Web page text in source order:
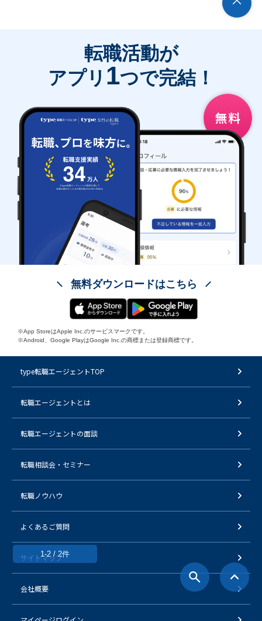
1-2 / 2件
転職活動が
アプリ 1つで完結！
無料ダウンロードはこちら
※App StoreはApple Inc.のサービスマークです。
※Android、Google PlayはGoogle Inc.の商標または登録商標です。
type転職エージェントTOP
転職エージェントとは
転職エージェントの面談
転職相談会・セミナー
転職ノウハウ
よくあるご質問
サイトマップ
会社概要